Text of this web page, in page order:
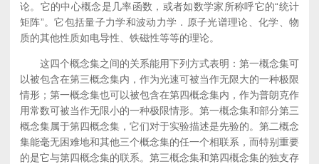
论。它的中心概念是几率函数，或者如数学家所称呼它的“统计
矩阵”。它包括量子力学和波动力学．原子光谱理论、化学、物
质的其他性质如电导性、铁磁性等等的理论。
这四个概念集之间的关系能用下列方式表明：第一概念集可
以被包含在第三概念集内，作为光速可被当作无限大的一种极限
情形；第一概念集也可以被包含在第四概念集内，作为普朗克作
用常数可被当作无限小的一种极限情形。第一概念集和部分第三
概念集属于第四概念集，它们对于实验描述是先验的。第二概念
集能毫无困难地和其他三个概念集的任一个相联系，而特别重要
的是它与第四概念集的联系。第三概念集和第四概念集的独支存